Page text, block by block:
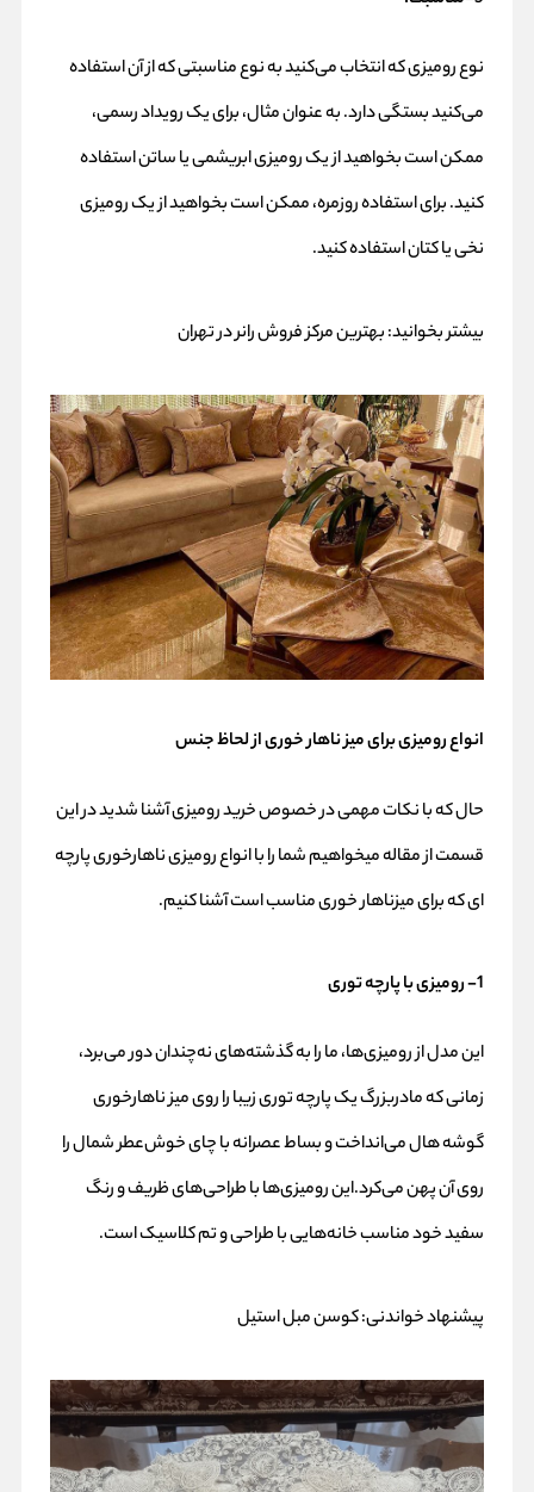
نوع رومیزی که انتخاب می‌کنید به نوع مناسبتی که از آن استفاده
می‌کنید بستگی دارد. به عنوان مثال، برای یک رویداد رسمی،
ممکن است بخواهید از یک رومیزی ابریشمی یا ساتن استفاده
کنید. برای استفاده روزمره، ممکن است بخواهید از یک رومیزی
نخی یا کتان استفاده کنید.
بیشتر بخوانید:بهترین مرکز فروش رانر در تهران
انواع رومیزی برای میز ناهار خوری از لحاظ جنس
حال که با نکات مهمی در خصوص خرید رومیزی آشنا شدید در این
قسمت از مقاله میخواهیم شما را با انواع رومیزی ناهارخوری پارچه
ای که برای میزناهار خوری مناسب است آشنا کنیم.
1- رومیزی با پارچه‌ توری
این مدل از رومیزی‌ها، ما را به گذشته‌های نه‌چندان دور می‌برد،
زمانی که مادربزرگ یک پارچه توری زیبا را روی میز ناهارخوری
گوشه هال می‌انداخت و بساط عصرانه با چای خوش‌عطر شمال را
روی آن پهن می‌کرد.این رومیزی‌ها با طراحی‌های ظریف و رنگ
سفید خود مناسب خانه‌‌هایی با طراحی و تم کلاسیک است.
پیشنهاد خواندنی:کوسن مبل استیل